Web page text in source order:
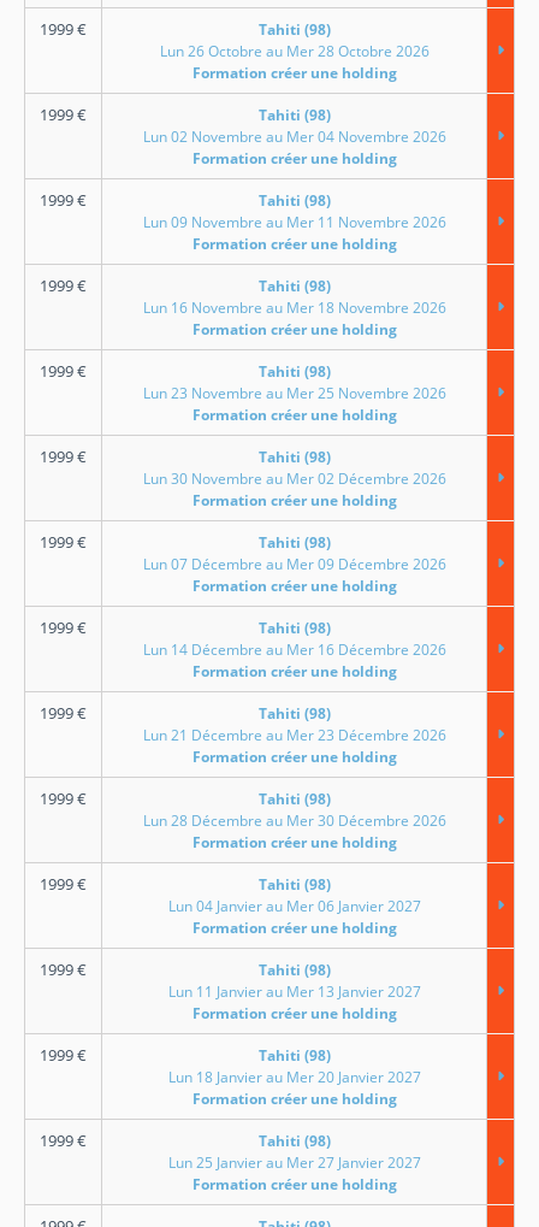
1999€
Tahiti (98)
Lun 26 Octobre au Mer 28 Octobre 2026
Formation créer une holding
1999€
Tahiti (98)
Lun 02 Novembre au Mer 04 Novembre 2026
Formation créer une holding
1999€
Tahiti (98)
Lun 09 Novembre au Mer 11 Novembre 2026
Formation créer une holding
1999€
Tahiti (98)
Lun 16 Novembre au Mer 18 Novembre 2026
Formation créer une holding
1999€
Tahiti (98)
Lun 23 Novembre au Mer 25 Novembre 2026
Formation créer une holding
1999€
Tahiti (98)
Lun 30 Novembre au Mer 02 Décembre 2026
Formation créer une holding
1999€
Tahiti (98)
Lun 07 Décembre au Mer 09 Décembre 2026
Formation créer une holding
1999€
Tahiti (98)
Lun 14 Décembre au Mer 16 Décembre 2026
Formation créer une holding
1999€
Tahiti (98)
Lun 21 Décembre au Mer 23 Décembre 2026
Formation créer une holding
1999€
Tahiti (98)
Lun 28 Décembre au Mer 30 Décembre 2026
Formation créer une holding
1999€
Tahiti (98)
Lun 04 Janvier au Mer 06 Janvier 2027
Formation créer une holding
1999€
Tahiti (98)
Lun 11 Janvier au Mer 13 Janvier 2027
Formation créer une holding
1999€
Tahiti (98)
Lun 18 Janvier au Mer 20 Janvier 2027
Formation créer une holding
1999€
Tahiti (98)
Lun 25 Janvier au Mer 27 Janvier 2027
Formation créer une holding